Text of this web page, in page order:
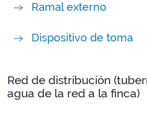
Ramal externo
Dispositivo de toma
Red de distribución
agua de la red a la finca)